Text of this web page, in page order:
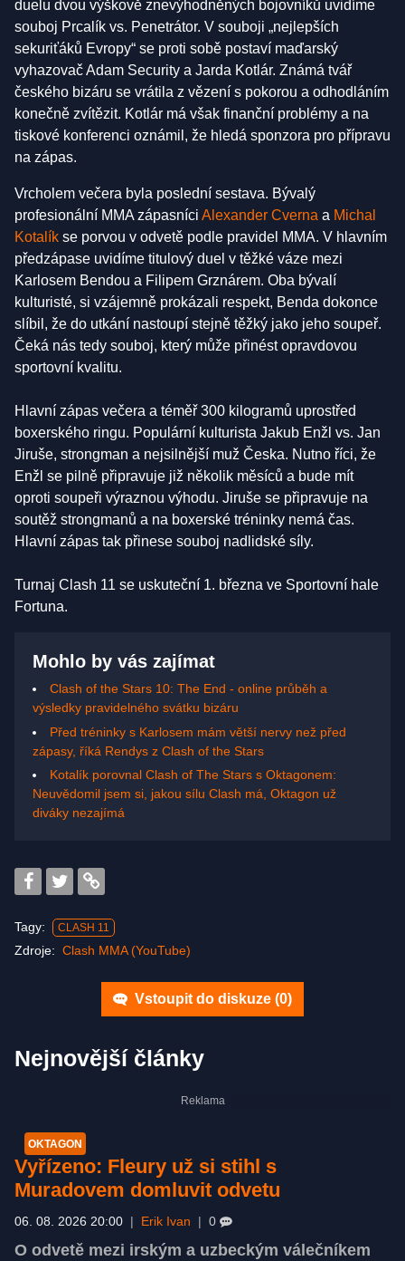
duelu dvou výškově znevýhodněných bojovníků uvidíme
souboj Prcalík vs. Penetrátor. V souboji „nejlepších
sekuriťáků Evropy“ se proti sobě postaví maďarský
vyhazovač Adam Security a Jarda Kotlár. Známá tvář
českého bizáru se vrátila z vězení s pokorou a odhodláním
konečně zvítězit. Kotlár má však finanční problémy a na
tiskové konferenci oznámil, že hledá sponzora pro přípravu
na zápas.
Vrcholem večera byla poslední sestava. Bývalý
profesionální MMA zápasníci Alexander Cverna a Michal
Kotalík se porvou v odvetě podle pravidel MMA. V hlavním
předzápase uvidíme titulový duel v těžké váze mezi
Karlosem Bendou a Filipem Grznárem. Oba bývalí
kulturisté, si vzájemně prokázali respekt, Benda dokonce
slíbil, že do utkání nastoupí stejně těžký jako jeho soupeř.
Čeká nás tedy souboj, který může přinést opravdovou
sportovní kvalitu.
Hlavní zápas večera a téměř 300 kilogramů uprostřed
boxerského ringu. Populární kulturista Jakub Enžl vs. Jan
Jiruše, strongman a nejsilnější muž Česka. Nutno říci, že
Enžl se pilně připravuje již několik měsíců a bude mít
oproti soupeři výraznou výhodu. Jiruše se připravuje na
soutěž strongmanů a na boxerské tréninky nemá čas.
Hlavní zápas tak přinese souboj nadlidské síly.
Turnaj Clash 11 se uskuteční 1. března ve Sportovní hale
Fortuna.
Mohlo by vás zajímat
Clash of the Stars 10: The End - online průběh a
výsledky pravidelného svátku bizáru
Před tréninky s Karlosem mám větší nervy než před
zápasy, říká Rendys z Clash of the Stars
Kotalík porovnal Clash of The Stars s Oktagonem:
Neuvědomil jsem si, jakou sílu Clash má, Oktagon už
diváky nezajímá
Tagy: CLASH 11
Zdroje: Clash MMA (YouTube)
Vstoupit do diskuze (0)
Nejnovější články
OKTAGON
Vyřízeno: Fleury už si stihl s
Muradovem domluvit odvetu
06. 08. 2026 20:00 Erik Ivan 0
O odvetě mezi irským a uzbeckým válečníkem